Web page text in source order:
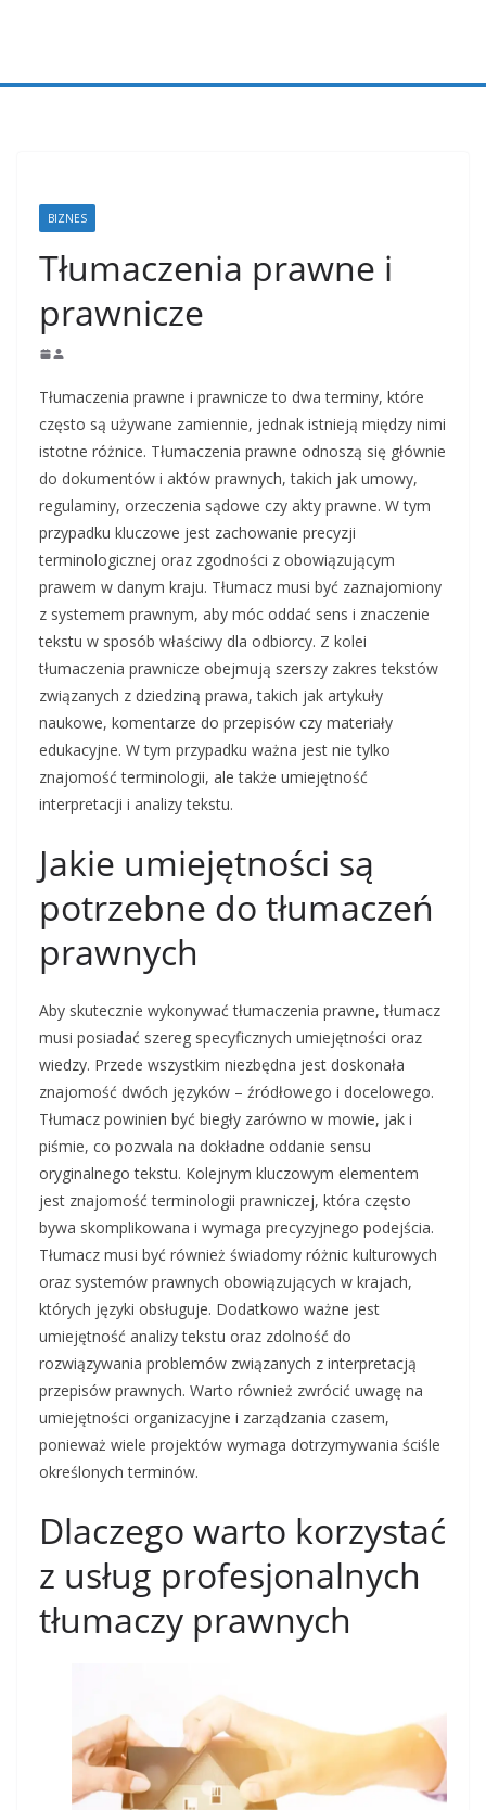
BIZNES
Tłumaczenia prawne i
prawnicze
Tłumaczenia prawne i prawnicze to dwa terminy, które
często są używane zamiennie, jednak istnieją między nimi
istotne różnice. Tłumaczenia prawne odnoszą się głównie
do dokumentów i aktów prawnych, takich jak umowy,
regulaminy, orzeczenia sądowe czy akty prawne. W tym
przypadku kluczowe jest zachowanie precyzji
terminologicznej oraz zgodności z obowiązującym
prawem w danym kraju. Tłumacz musi być zaznajomiony
z systemem prawnym, aby móc oddać sens i znaczenie
tekstu w sposób właściwy dla odbiorcy. Z kolei
tłumaczenia prawnicze obejmują szerszy zakres tekstów
związanych z dziedziną prawa, takich jak artykuły
naukowe, komentarze do przepisów czy materiały
edukacyjne. W tym przypadku ważna jest nie tylko
znajomość terminologii, ale także umiejętność
interpretacji i analizy tekstu.
Jakie umiejętności są
potrzebne do tłumaczeń
prawnych
Aby skutecznie wykonywać tłumaczenia prawne, tłumacz
musi posiadać szereg specyficznych umiejętności oraz
wiedzy. Przede wszystkim niezbędna jest doskonała
znajomość dwóch języków – źródłowego i docelowego.
Tłumacz powinien być biegły zarówno w mowie, jak i
piśmie, co pozwala na dokładne oddanie sensu
oryginalnego tekstu. Kolejnym kluczowym elementem
jest znajomość terminologii prawniczej, która często
bywa skomplikowana i wymaga precyzyjnego podejścia.
Tłumacz musi być również świadomy różnic kulturowych
oraz systemów prawnych obowiązujących w krajach,
których języki obsługuje. Dodatkowo ważne jest
umiejętność analizy tekstu oraz zdolność do
rozwiązywania problemów związanych z interpretacją
przepisów prawnych. Warto również zwrócić uwagę na
umiejętności organizacyjne i zarządzania czasem,
ponieważ wiele projektów wymaga dotrzymywania ściśle
określonych terminów.
Dlaczego warto korzystać
z usług profesjonalnych
tłumaczy prawnych